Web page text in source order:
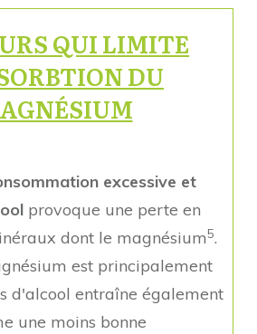
QUI LIMITE
DU
excessive et
provoque une perte en
dont le magnésium5.
est principalement
d'alcool entraîne également
une moins bonne